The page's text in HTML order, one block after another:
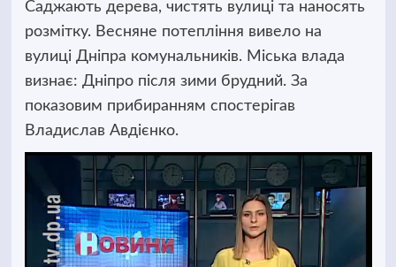
Саджають дерева, чистять вулиці та наносять
розмітку. Весняне потепління вивело на
вулиці Дніпра комунальників. Міська влада
визнає: Дніпро після зими брудний. За
показовим прибиранням спостерігав
Владислав Авдієнко.
Відеопрогравач